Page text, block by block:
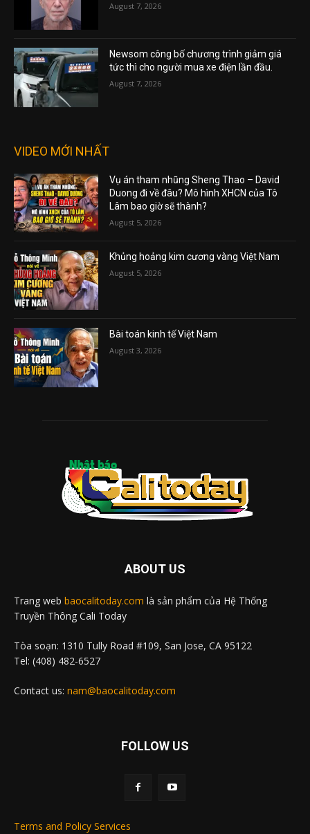
August 7, 2026
Newsom công bố chương trình giảm giá
tức thì cho người mua xe điện lần đầu.
August 7, 2026
VIDEO MỚI NHẤT
Vụ án tham nhũng Sheng Thao – David
Duong đi về đâu? Mô hình XHCN của Tô
Lâm bao giờ sẽ thành?
August 5, 2026
Khủng hoảng kim cương vàng Việt Nam
August 5, 2026
Bài toán kinh tế Việt Nam
August 3, 2026
ABOUT US
Trang web baocalitoday.com là sản phẩm của Hệ Thống
Truyền Thông Cali Today
Tòa soạn: 1310 Tully Road #109, San Jose, CA 95122
Tel: (408) 482-6527
Contact us: nam@baocalitoday.com
FOLLOW US
Terms and Policy Services